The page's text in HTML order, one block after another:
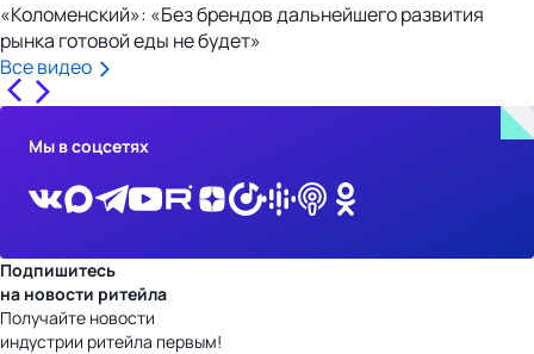
«Коломенский»: «Без брендов дальнейшего развития
рынка готовой еды не будет»
Все видео
Мы в соцсетях
Подпишитесь
на новости ритейла
Получайте новости
индустрии ритейла первым!